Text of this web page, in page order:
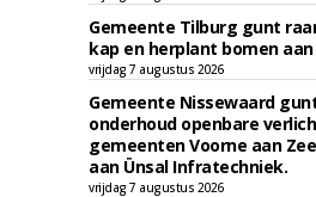
Gemeente Tilburg gunt
kap en herplant bomen aan
vrijdag 7 augustus 2026
Gemeente Nissewaard
onderhoud openbare
gemeenten Voorne aan
aan Ünsal Infratechniek.
vrijdag 7 augustus 2026